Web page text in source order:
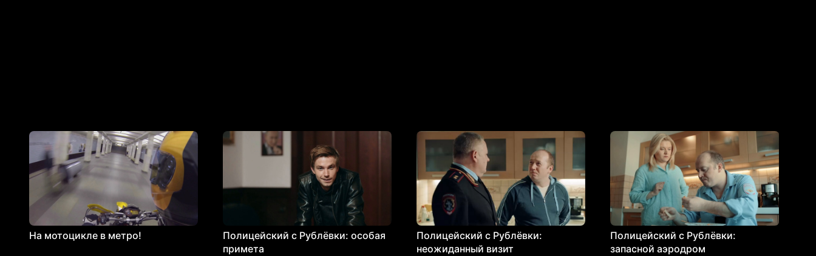
На мотоцикле в метро!
Полицейский с Рублёвки: особая
примета
Полицейский с Рублёвки:
неожиданный визит
Полицейский с Рублёвки:
запасной аэродром